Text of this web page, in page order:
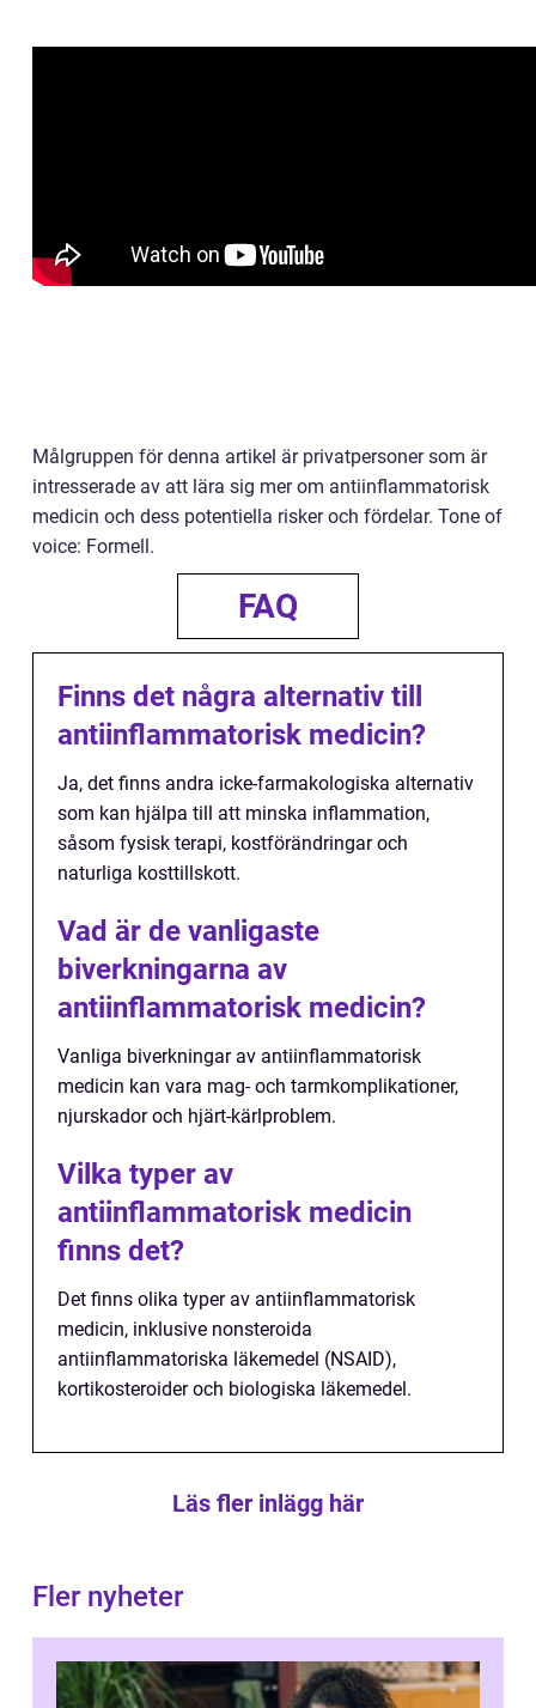
Målgruppen för denna artikel är privatpersoner som är
intresserade av att lära sig mer om antiinflammatorisk
medicin och dess potentiella risker och fördelar. Tone of
voice: Formell.
FAQ
Finns det några alternativ till
antiinflammatorisk medicin?
Ja, det finns andra icke-farmakologiska alternativ
som kan hjälpa till att minska inflammation,
såsom fysisk terapi, kostförändringar och
naturliga kosttillskott.
Vad är de vanligaste
biverkningarna av
antiinflammatorisk medicin?
Vanliga biverkningar av antiinflammatorisk
medicin kan vara mag- och tarmkomplikationer,
njurskador och hjärt-kärlproblem.
Vilka typer av
antiinflammatorisk medicin
finns det?
Det finns olika typer av antiinflammatorisk
medicin, inklusive nonsteroida
antiinflammatoriska läkemedel (NSAID),
kortikosteroider och biologiska läkemedel.
Läs fler inlägg här
Fler nyheter